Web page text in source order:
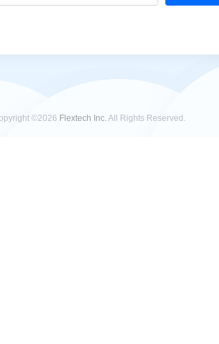
©2026 Flextech Inc.All Rights Reserved.